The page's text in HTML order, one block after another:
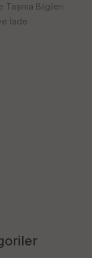
Taşıma Bilgileri
İade